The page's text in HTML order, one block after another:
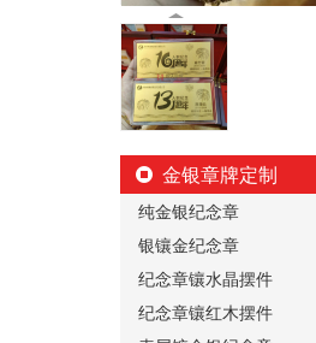
金银章牌定制
纯金银纪念章
银镶金纪念章
纪念章镶水晶摆件
纪念章镶红木摆件